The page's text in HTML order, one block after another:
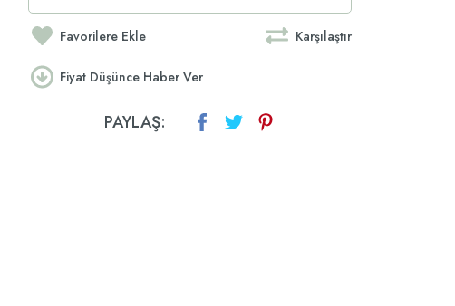
Favorilere Ekle Karşılaştır
Fiyat Düşünce Haber Ver
PAYLAŞ: